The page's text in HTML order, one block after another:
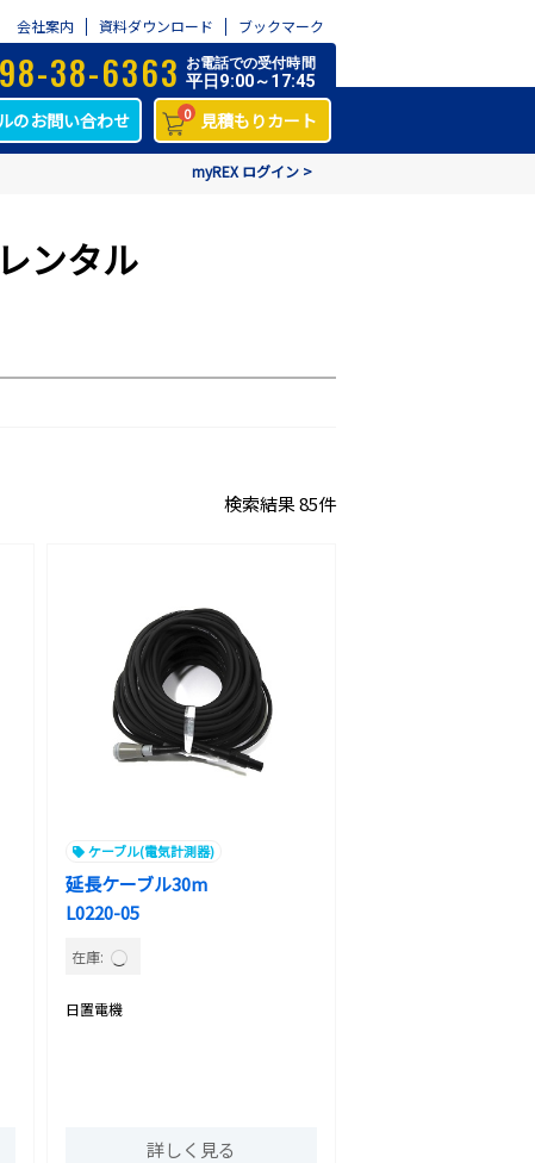
会社案内 資料ダウンロード ブックマーク
38-6363 お電話での受付時間
平日9:00～17:45
のお問い合わせ 0 見積もりカート
myREX ログイン >
ンタル
検索結果 85件
ケーブル(電気計測器)
延長ケーブル30m
L0220-05
在庫:
日置電機
詳しく見る